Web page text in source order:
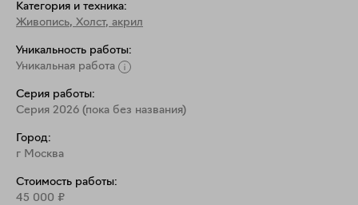
Категория и техника:
Живопись, Холст, акрил
Уникальность работы:
Уникальная работа
Серия работы:
Серия 2026 (пока без названия)
Город:
г Москва
Стоимость работы:
45 000 ₽